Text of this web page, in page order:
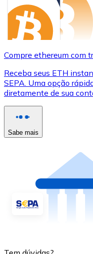
Compre ethereum com
Receba seus ETH
SEPA. Uma opção
diretamente de sua
Sabe mais